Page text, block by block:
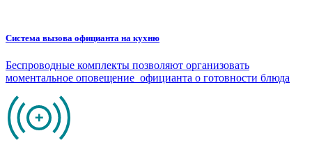
Система вызова официанта на кухню
Беспроводные комплекты позволяют организовать
моментальное оповещение официанта о готовности блюда